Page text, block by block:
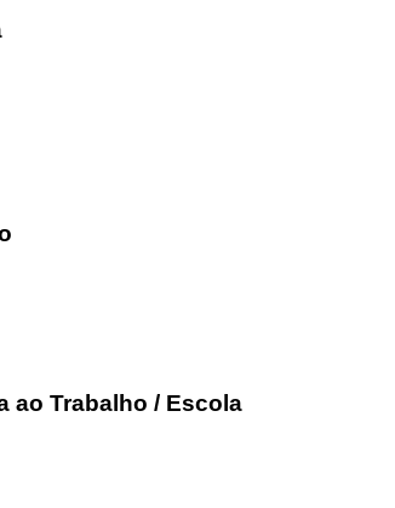
ao Trabalho / Escola